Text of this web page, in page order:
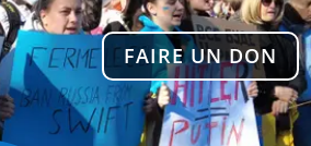
FAIRE UN DON